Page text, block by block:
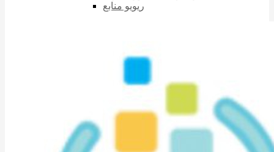
ریویو منابع